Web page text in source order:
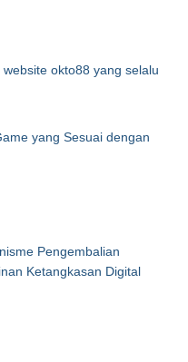
okto88 yang selalu
yang Sesuai dengan
Pengembalian
Ketangkasan Digital